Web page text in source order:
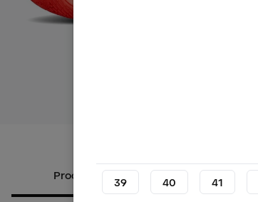
Productos alternativos
39 40 41